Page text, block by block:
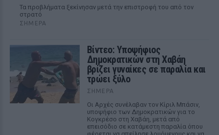
Τα προβλήματα ξεκίνησαν μετά την επιστροφή του από τον
στρατό
ΣΉΜΕΡΑ
Βίντεο: Υποψήφιος
Δημοκρατικών στη Χαβάη
βρίζει γυναίκες σε παραλία και
τρώει ξύλο
ΣΉΜΕΡΑ
Οι Αρχές συνέλαβαν τον Κίριλ Μπάσιν,
υποψήφιο των Δημοκρατικών για το
Κογκρέσο στη Χαβάη, μετά από
επεισόδιο σε κατάμεστη παραλία όπου